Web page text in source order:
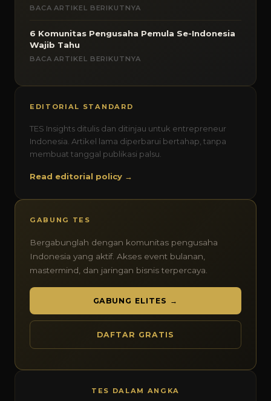
BACA ARTIKEL BERIKUTNYA
6 Komunitas Pengusaha Pemula Se-Indonesia
Wajib Tahu
BACA ARTIKEL BERIKUTNYA
EDITORIAL STANDARD
TES Insights ditulis dan ditinjau untuk entrepreneur
Indonesia. Artikel lama diperbarui bertahap, tanpa
membuat tanggal publikasi palsu.
Read editorial policy →
GABUNG TES
Bergabunglah dengan komunitas pengusaha
Indonesia yang aktif. Akses event bulanan,
mastermind, dan jaringan bisnis terpercaya.
GABUNG ELITES →
DAFTAR GRATIS
TES DALAM ANGKA